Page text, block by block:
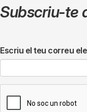
Subscriu-te
Escriu el teu correu